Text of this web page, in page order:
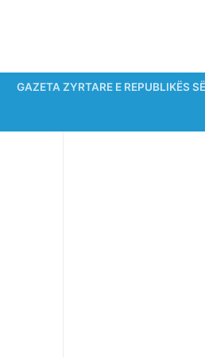
GAZETA ZYRTARE E REPUBLIKËS